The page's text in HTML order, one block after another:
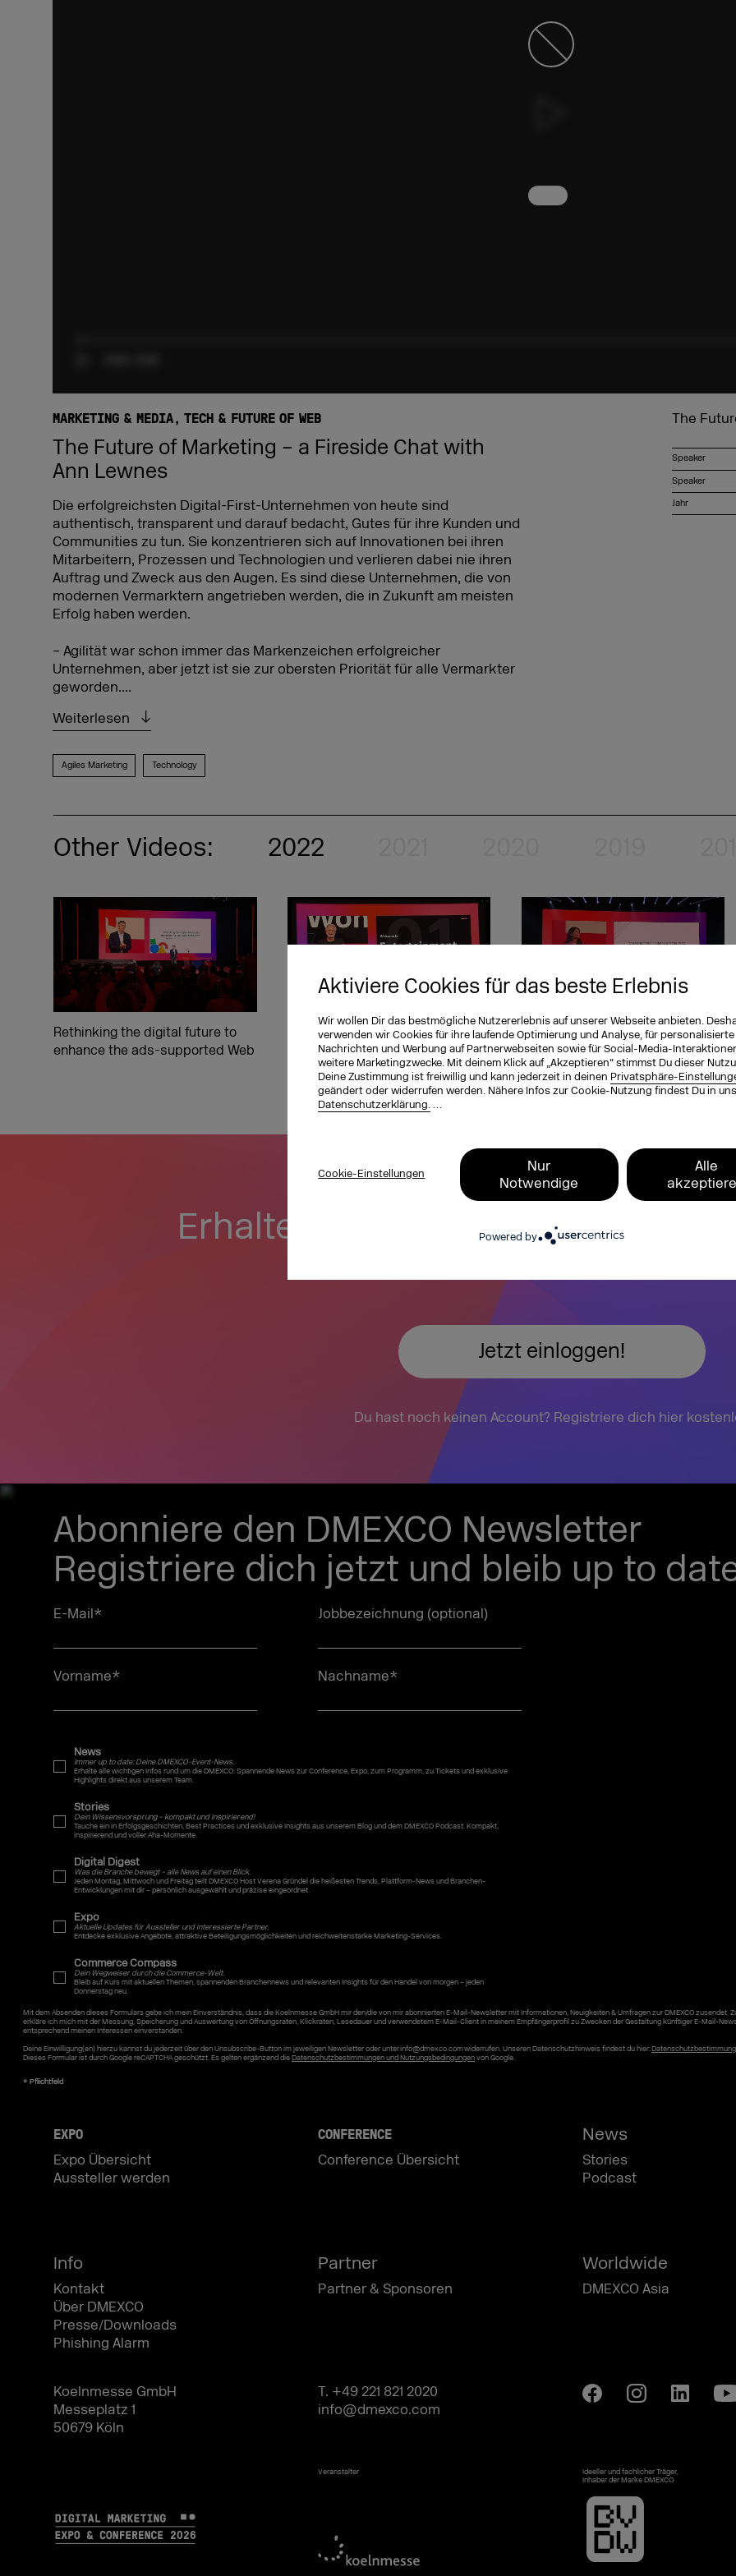
Aktiviere Cookies für das beste Erlebnis
Wir wollen Dir das bestmögliche Nutzererlebnis auf unserer Webseite anbieten.
verwenden wir Cookies für ihre laufende Optimierung und Analyse, für personalisierte
Nachrichten und Werbung auf Partnerwebseiten sowie für Social-Media-
weitere Marketingzwecke. Mit deinem Klick auf „Akzeptieren“ stimmst Du dieser
Deine Zustimmung ist freiwillig und kann jederzeit in deinen Privatsphäre-
geändert oder widerrufen werden. Nähere Infos zur Cookie-Nutzung findest Du in
Datenschutzerklärung. …
Cookie-Einstellungen
Nur
Notwendige
Alle
Powered by
MARKETING & MEDIA TECH & FUTURE OF WEB
The Future of Marketing – a Fireside Chat with
Ann Lewnes
Die erfolgreichsten Digital-First-Unternehmen von heute sind
authentisch, transparent und darauf bedacht, Gutes für ihre Kunden und
Communities zu tun. Sie konzentrieren sich auf Innovationen bei ihren
Mitarbeitern, Prozessen und Technologien und verlieren dabei nie ihren
Auftrag und Zweck aus den Augen. Es sind diese Unternehmen, die von
modernen Vermarktern angetrieben werden, die in Zukunft am meisten
Erfolg haben werden.
– Agilität war schon immer das Markenzeichen erfolgreicher
Unternehmen, aber jetzt ist sie zur obersten Priorität für alle Vermarkter
geworden....
Weiterlesen
Agiles Marketing Technology
The
Speaker
Speaker
Jahr
Other Videos: 2022
Rethinking the digital future to
enhance the ads-supported Web
Viva la Video – Warum Fernsehen
die besten Zeiten noch vor sich
Meaningful Innovation for new
Hybrid Realities and a Web3
Metaverse
Erhalte weitere exklusive
Jetzt einloggen!
Du hast noch keinen Account? Registriere dich hier
Abonniere den DMEXCO Newsletter
Registriere dich jetzt und bleib up to
E-Mail* Jobbezeichnung (optional)
Vorname* Nachname*
News
Immer up to date: Deine DMEXCO-Event-News.
Erhalte alle wichtigen Infos rund um die DMEXCO: Spannende News zur Conference, Expo, zum Programm, zu Tickets und exklusive
Highlights direkt aus unserem Team.
Stories
Dein Wissensvorsprung – kompakt und inspirierend!
Tauche ein in Erfolgsgeschichten, Best Practices und exklusive Insights aus unserem Blog und dem DMEXCO Podcast. Kompakt,
inspirierend und voller Aha-Momente.
Digital Digest
Was die Branche bewegt – alle News auf einen Blick.
Jeden Montag, Mittwoch und Freitag teilt DMEXCO Host Verena Gründel die heißesten Trends, Plattform-News und Branchen-
Entwicklungen mit dir – persönlich ausgewählt und präzise eingeordnet.
Expo
Aktuelle Updates für Aussteller und interessierte Partner.
Entdecke exklusive Angebote, attraktive Beteiligungsmöglichkeiten und reichweitenstarke Marketing-Services.
Commerce Compass
Dein Wegweiser durch die Commerce-Welt.
Bleib auf Kurs mit aktuellen Themen, spannenden Branchennews und relevanten Insights für den Handel von morgen – jeden
Donnerstag neu.
Mit dem Absenden dieses Formulars gebe ich mein Einverständnis, dass die Koelnmesse GmbH mir den/die von mir abonnierten E-Mail-Newsletter mit Informationen, Neuigkeiten & Umfragen zur DMEXCO zusendet.
erkläre ich mich mit der Messung, Speicherung und Auswertung von Öffnungsraten, Klickraten, Lesedauer und verwendetem E-Mail-Client in meinem Empfängerprofil zu Zwecken der Gestaltung künftiger E-Mail-
entsprechend meinen Interessen einverstanden.
Deine Einwilligung(en) hierzu kannst du jederzeit über den Unsubscribe-Button im jeweiligen Newsletter oder unter info@dmexco.com widerrufen. Unseren Datenschutzhinweis findest du hier:
Dieses Formular ist durch Google reCAPTCHA geschützt. Es gelten ergänzend dieDatenschutzbestimmungen und Nutzungsbedingungenvon Google.
EXPO
Expo Übersicht
Aussteller werden
CONFERENCE
Conference Übersicht
News
Stories
Podcast
Info
Kontakt
Über DMEXCO
Presse/Downloads
Phishing Alarm
Partner
Partner & Sponsoren
Worldwide
DMEXCO Asia
Koelnmesse GmbH
Messeplatz 1
50679 Köln
T. +49 221 821 2020
info@dmexco.com
2026
Veranstalter
Ideeller und fachlicher Träger,
Inhaber der Marke DMEXCO